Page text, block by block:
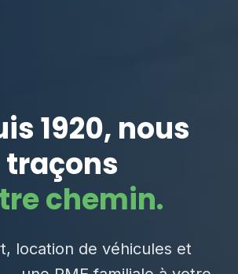
1920, nous
traçons
chemin.
location de véhicules et